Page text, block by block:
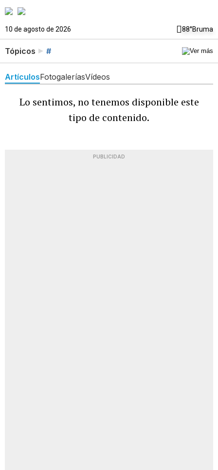
10 de agosto de 2026 88°Bruma
Tópicos #
ArtículosFotogaleríasVídeos
Lo sentimos, no tenemos disponible este
tipo de contenido.
PUBLICIDAD